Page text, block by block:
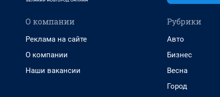
О компании
Реклама на сайте
О компании
Наши вакансии
Рубрики
Авто
Бизнес
Весна
Город